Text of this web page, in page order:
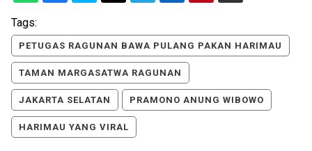
Tags:
PETUGAS RAGUNAN BAWA PULANG PAKAN HARIMAU
TAMAN MARGASATWA RAGUNAN
JAKARTA SELATAN PRAMONO ANUNG WIBOWO
HARIMAU YANG VIRAL